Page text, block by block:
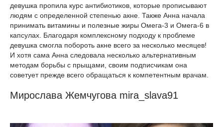
девушка пропила курс антибиотиков, которые прописывают
людям с определенной степенью акне. Также Анна начала
принимать витамины и полезные жиры Омега-3 и Омега-6 в
капсулах. Благодаря комплексному подходу к проблеме
девушка смогла побороть акне всего за несколько месяцев!
И хотя сама Анна следовала несколько альтернативным
методам борьбы с прыщами, своим подписчикам она
советует прежде всего обращаться к компетентным врачам.
Мирослава Жемчугова mira_slava91